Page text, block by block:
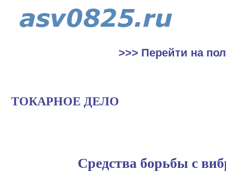
>>> Перейти на
ТОКАРНОЕ ДЕЛО
Средства борьбы с